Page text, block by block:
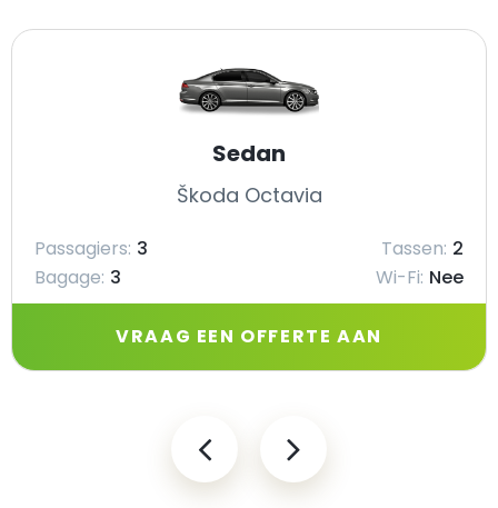
Sedan
Škoda Octavia
Passagiers: 3 Tassen: 2
Bagage: 3 Wi-Fi: Nee
VRAAG EEN OFFERTE AAN